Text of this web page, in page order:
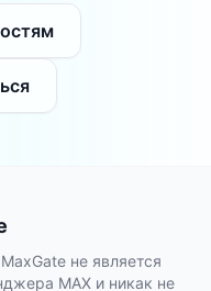
не является
MAX и никак не